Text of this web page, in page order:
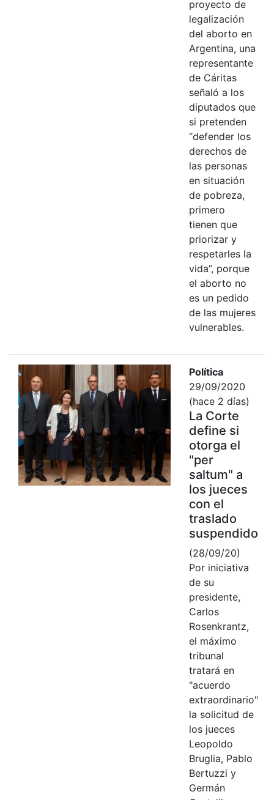
proyecto de
legalización
del aborto en
Argentina, una
representante
de Cáritas
señaló a los
diputados que
si pretenden
“defender los
derechos de
las personas
en situación
de pobreza,
primero
tienen que
priorizar y
respetarles la
vida”, porque
el aborto no
es un pedido
de las mujeres
vulnerables.
Política
29/09/2020
(hace 2 días)
La Corte
define si
otorga el
"per
saltum" a
los jueces
con el
traslado
suspendido
(28/09/20)
Por iniciativa
de su
presidente,
Carlos
Rosenkrantz,
el máximo
tribunal
tratará en
"acuerdo
extraordinario"
la solicitud de
los jueces
Leopoldo
Bruglia, Pablo
Bertuzzi y
Germán